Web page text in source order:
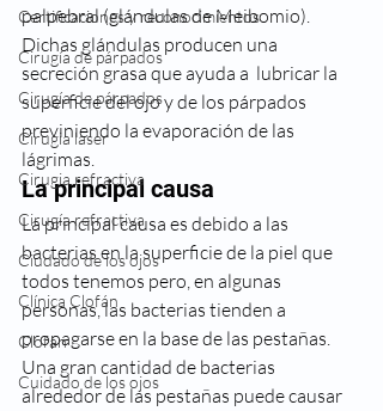
Certificaciones y reconocimientos
Cirugía de párpados
Cirugía de párpados
Cirugia laser
Cirugia refractiva
Cirugía refractiva
Ciudado de los ojos
Clínica Clofán
Clofán
Cuidado de los ojos
palpebral (glándulas de Meibomio).
Dichas glándulas producen una
secreción grasa que ayuda a  lubricar la
superficie del ojoy de los párpados
previniendo la evaporación de las
lágrimas.
La principal causa
La principal causa es debido a las
bacterias en la superficie de la piel que
todos tenemos pero, en algunas
personas, las bacterias tienden a
propagarse en la base de las pestañas.
Una gran cantidad de bacterias
alrededor de las pestañas puede causar